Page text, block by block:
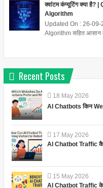
क्वांटम कंप्यूटिंग क्या
Algorithm
Updated On : 26-09-
Algorithm सहित आसान
Recent Posts
18 May 2026
AI Chatbots किन
17 May 2026
AI Chatbot Traffic
15 May 2026
AI Chatbot Traffic के